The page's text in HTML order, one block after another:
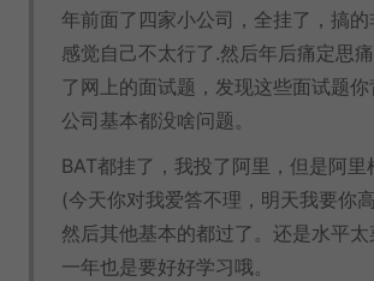
年前面了四家小公司，全挂了，搞的
感觉自己不太行了.然后年后痛定思
了网上的面试题，发现这些面试题
公司基本都没啥问题。
BAT都挂了，我投了阿里，但是阿里
(今天你对我爱答不理，明天我要你高
然后其他基本的都过了。还是水平
一年也是要好好学习哦。